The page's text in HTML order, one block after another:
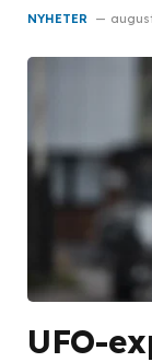
NYHETER
UFO-